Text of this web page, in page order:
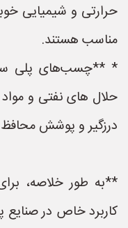
حرارتی و شیمیایی
مناسب هستند.
* **چسب‌های پلی
حلال های نفتی و
درزگیر و پوشش
**به طور خلاصه،
کاربرد خاص در صنایع